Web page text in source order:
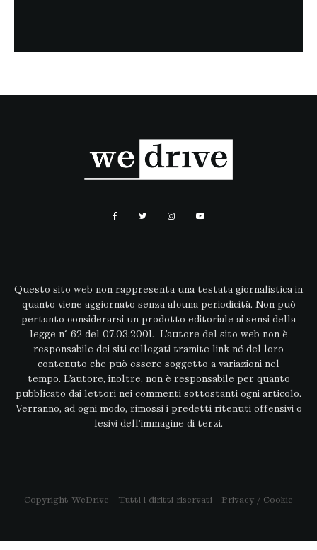
Questo sito web non rappresenta una testata giornalistica in
quanto viene aggiornato senza alcuna periodicità. Non può
pertanto considerarsi un prodotto editoriale ai sensi della
legge n° 62 del 07.03.2001. L’autore del sito web non è
responsabile dei siti collegati tramite link né del loro
contenuto che può essere soggetto a variazioni nel
tempo. L’autore, inoltre, non è responsabile per quanto
pubblicato dai lettori nei commenti sottostanti ogni articolo.
Verranno, ad ogni modo, rimossi i predetti ritenuti offensivi o
lesivi dell’immagine di terzi.
Copyright WeDrive - Tutti i diritti riservati - Privacy / Cookie